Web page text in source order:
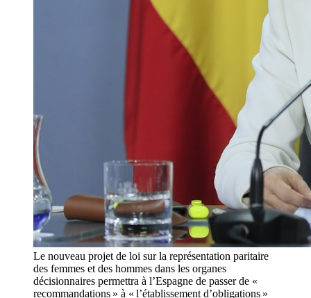
Le nouveau projet de loi sur la représentation paritaire
des femmes et des hommes dans les organes
décisionnaires permettra à l’Espagne de passer de «
recommandations » à « l’établissement d’obligations »